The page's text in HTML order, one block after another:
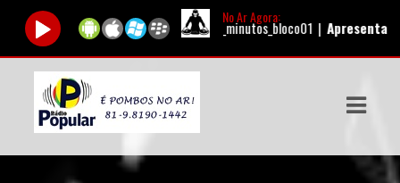
No Ar Agora:
Tocando agora: 60_minutos_bloco01 |Apresentador: